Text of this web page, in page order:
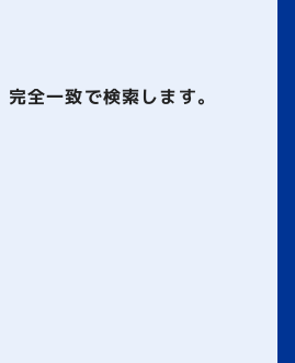
全一致で検索します。